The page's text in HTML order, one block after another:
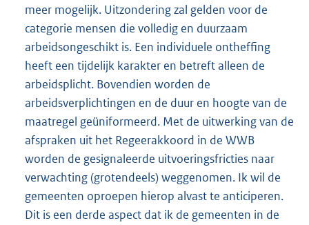
meer mogelijk. Uitzondering zal gelden voor de
categorie mensen die volledig en duurzaam
arbeidsongeschikt is. Een individuele ontheffing
heeft een tijdelijk karakter en betreft alleen de
arbeidsplicht. Bovendien worden de
arbeidsverplichtingen en de duur en hoogte van de
maatregel geüniformeerd. Met de uitwerking van de
afspraken uit het Regeerakkoord in de WWB
worden de gesignaleerde uitvoeringsfricties naar
verwachting (grotendeels) weggenomen. Ik wil de
gemeenten oproepen hierop alvast te anticiperen.
Dit is een derde aspect dat ik de gemeenten in de